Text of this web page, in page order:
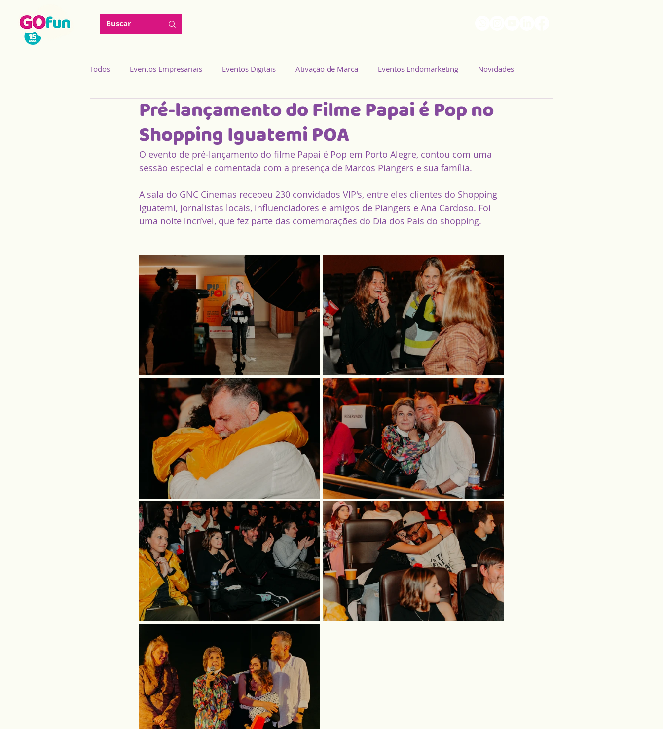
Todos Eventos Empresariais Eventos Digitais Ativação de Marca Eventos Endomarketing Novidades
Pré-lançamento do Filme Papai é Pop no
Shopping Iguatemi POA
O evento de pré-lançamento do filme Papai é Pop em Porto Alegre, contou com uma
sessão especial e comentada com a presença de Marcos Piangers e sua família.
A sala do GNC Cinemas recebeu 230 convidados VIP's, entre eles clientes do Shopping
Iguatemi, jornalistas locais, influenciadores e amigos de Piangers e Ana Cardoso. Foi
uma noite incrível, que fez parte das comemorações do Dia dos Pais do shopping.